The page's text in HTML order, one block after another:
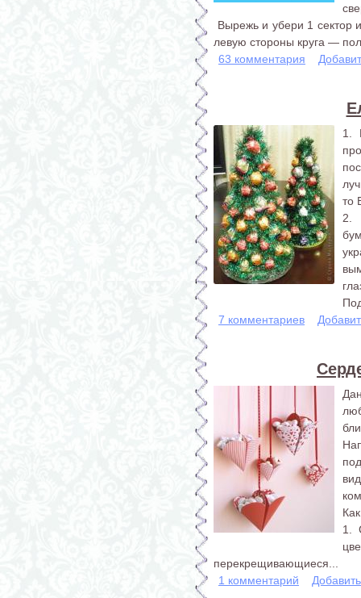
Вырежь и убери 1 сектор
левую стороны круга —
63 комментария
1.
то
2.
7 комментариев
1.
перекрещивающиеся...
1 комментарий